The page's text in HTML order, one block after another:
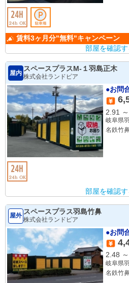
賃料3ヶ月分"無料"キャンペーン
部屋を確認す
屋内
スペースプラスM-１羽島正木
株式会社ランドピア
●お問
2.91
～
岐阜県
名鉄竹
部屋を確認す
屋外 スペースプラス羽島竹鼻
株式会社ランドピア
●お問
2.48 ～
岐阜県
名鉄竹